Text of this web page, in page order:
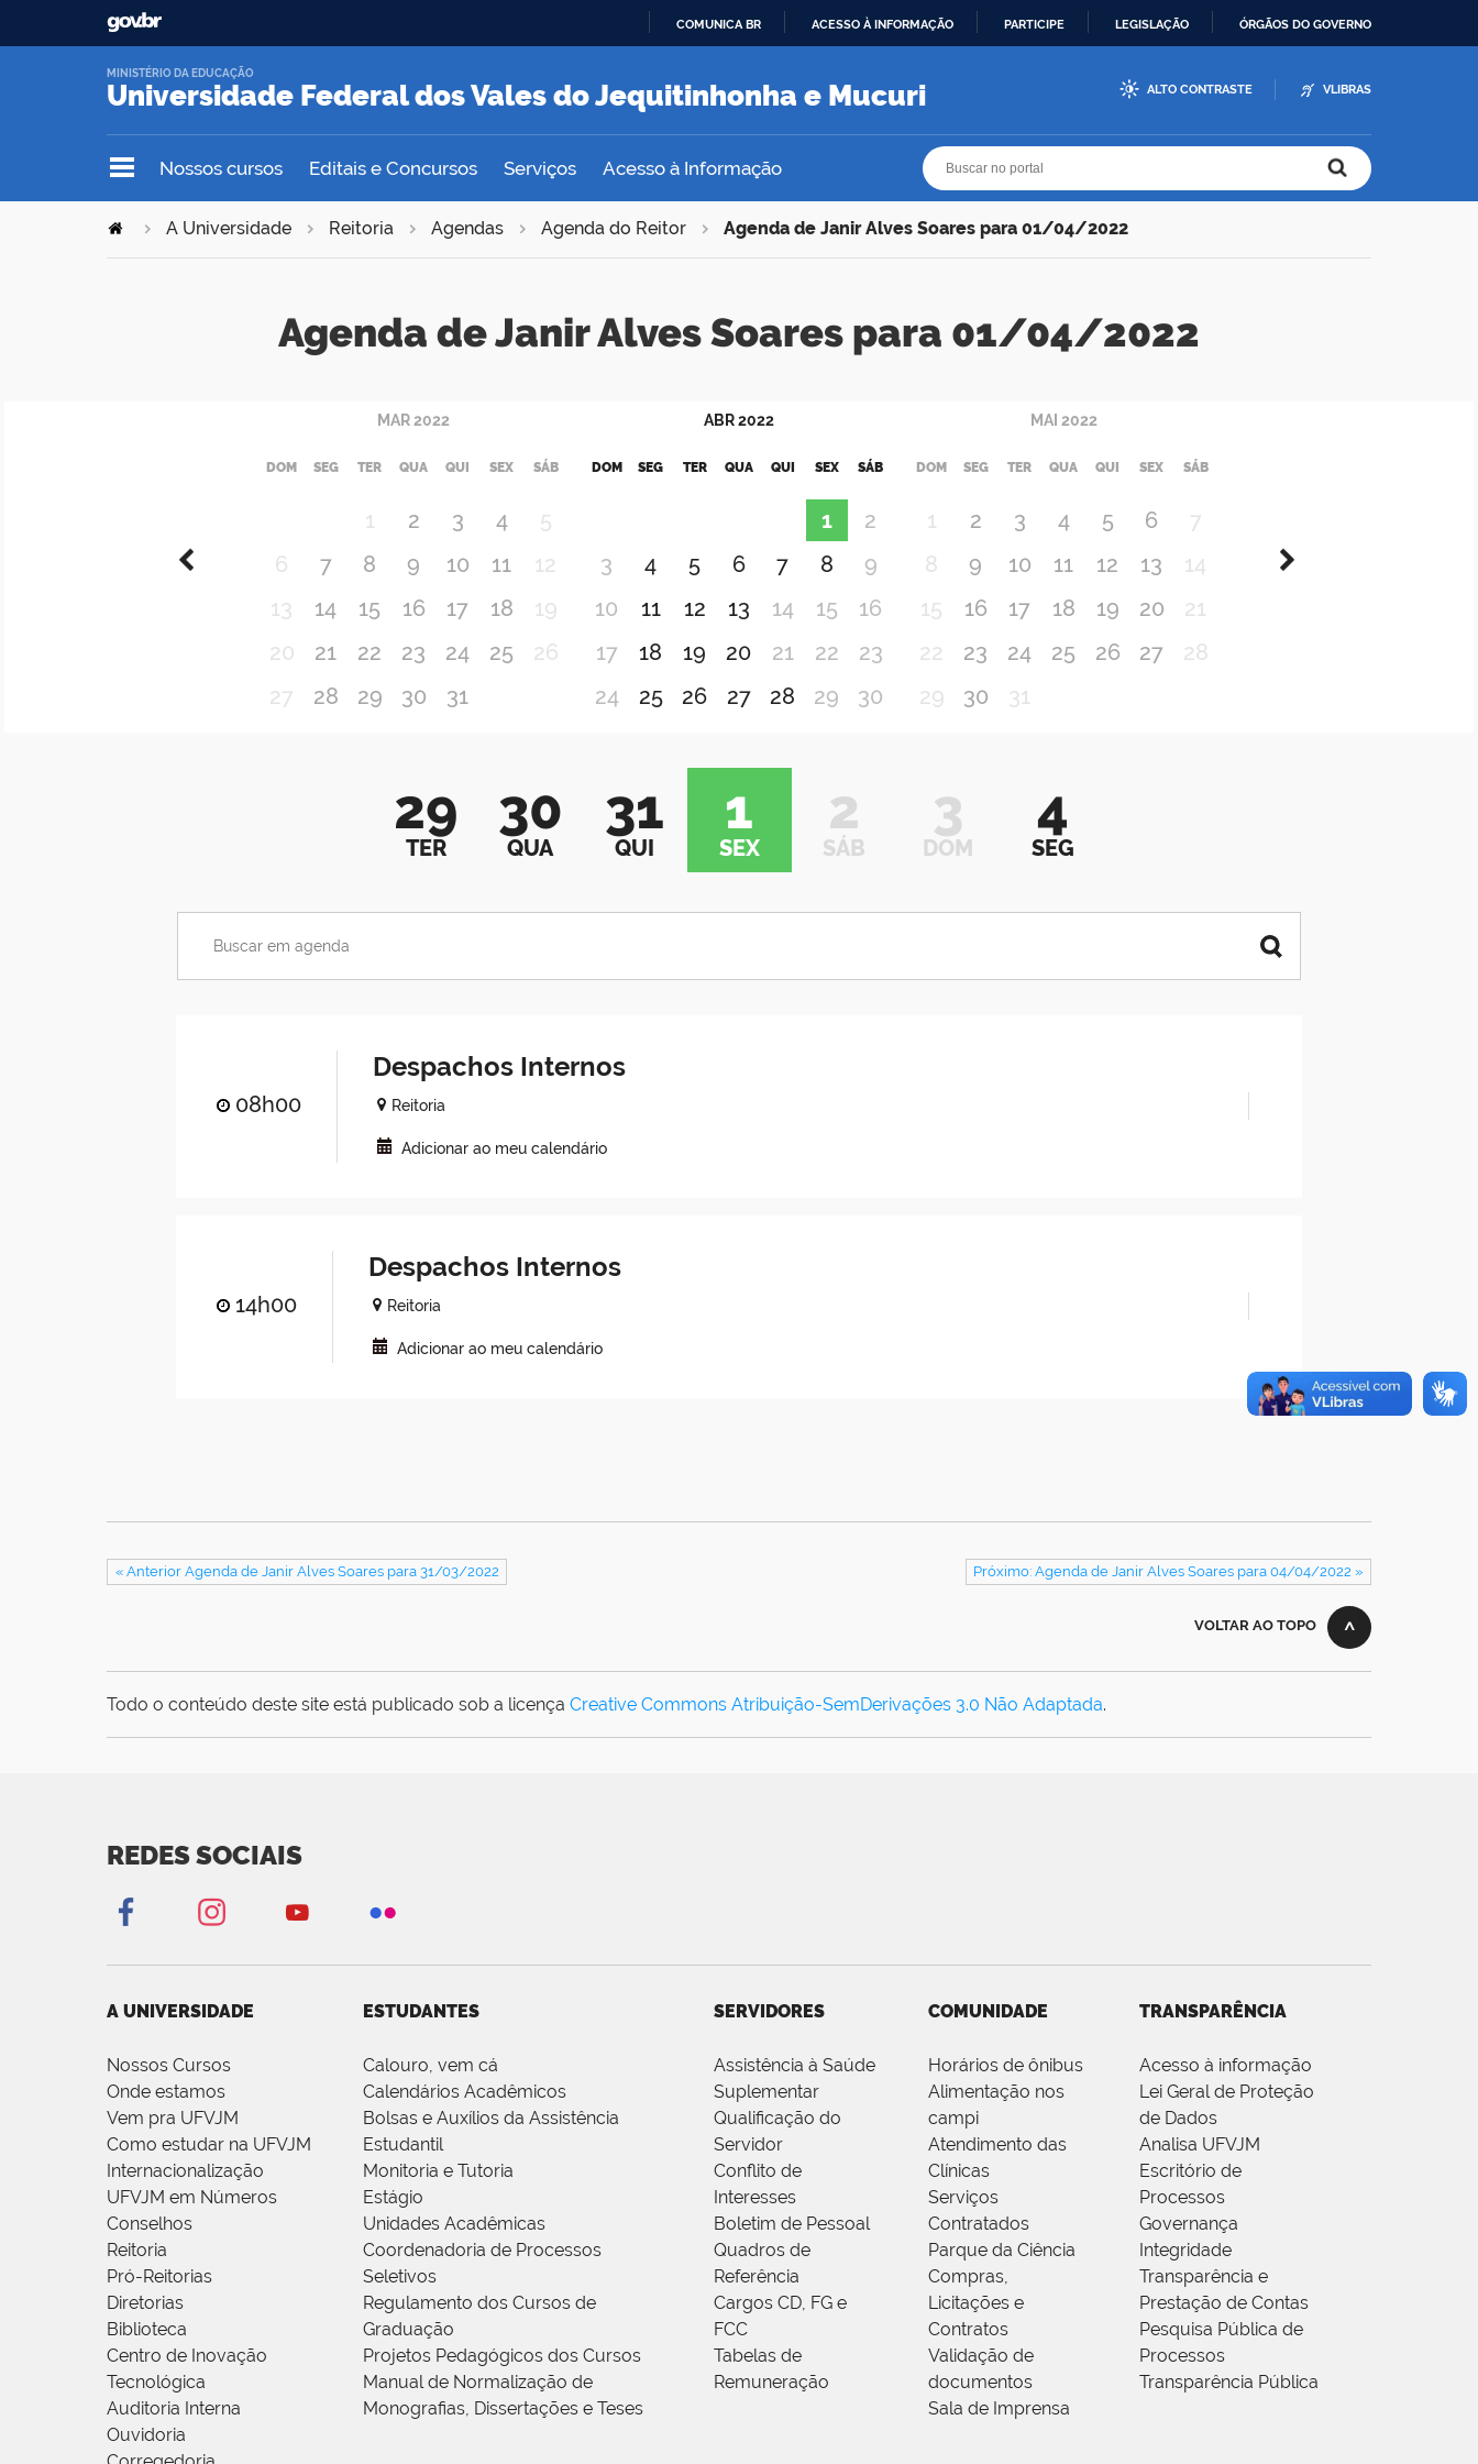
O
COMUNICA BR ACESSO À INFORMAÇÃO PARTICIPE LEGISLAÇÃO ÓRGÃOS DO GOVERNO
Universidade Federal dos Vales do Jequitinhonha e Mucuri
MINISTÉRIO DA EDUCAÇÃO
ALTO CONTRASTE VLIBRAS
Nossos cursos Editais e Concursos Serviços Acesso à Informação
A Universidade Reitoria Agendas Agenda do Reitor Agenda de Janir Alves Soares para 01/04/2022
Agenda de Janir Alves Soares para 01/04/2022
MAR2022
DOM SEG TER QUA QUI SEX SÁB
1 2 3 4
5
6
7 8 9 10 11
12
13
14 15 16 17 18
19
20
21 22 23 24 25
26
27
28 29 30 31
ABR 2022
DOM SEG TER QUA QUI SEX SÁB
1
2
3
4 5 6 7 8
9
10
11 12 13 14 15
16
17
18 19 20 21 22
23
24
25 26 27 28 29 30
MAI 2022
DOM SEG TER QUA QUI SEX SÁB
1 2 3 4 5 6
7
8
9 10 11 12 13
14
15
16 17 18 19 20
21
22
23 24 25 26 27
28
29
30 31
29
TER
30
QUA
31
QUI
1
SEX
2
SÁB
3
DOM
4
SEG
08h00
Despachos Internos
Reitoria
Adicionar ao meu calendário
14h00
Despachos Internos
Reitoria
Adicionar ao meu calendário
« Anterior Agenda de Janir Alves Soares para 31/03/2022 Próximo: Agenda de Janir Alves Soares para 04/04/2022 »
VOLTAR AO TOPO
Todo o conteúdo deste site está publicado sob a licença Creative Commons Atribuição-SemDerivações 3.0 Não Adaptada.
REDES SOCIAIS
A UNIVERSIDADE
Nossos Cursos
Onde estamos
Vem pra UFVJM
Como estudar na UFVJM
Internacionalização
UFVJM em Números
Conselhos
Reitoria
Pró-Reitorias
Diretorias
Biblioteca
Centro de Inovação
Tecnológica
Auditoria Interna
Ouvidoria
ESTUDANTES
Calouro, vem cá
Calendários Acadêmicos
Bolsas e Auxílios da Assistência
Estudantil
Monitoria e Tutoria
Estágio
Unidades Acadêmicas
Coordenadoria de Processos
Seletivos
Regulamento dos Cursos de
Graduação
Projetos Pedagógicos dos Cursos
Manual de Normalização de
Monografias, Dissertações e Teses
SERVIDORES
Assistência à Saúde
Suplementar
Qualificação do
Servidor
Conflito de
Interesses
Boletim de Pessoal
Quadros de
Referência
Cargos CD, FG e
FCC
Tabelas de
Remuneração
COMUNIDADE
Horários de ônibus
Alimentação nos
campi
Atendimento das
Clínicas
Serviços
Contratados
Parque da Ciência
Compras,
Licitações e
Contratos
Validação de
documentos
Sala de Imprensa
TRANSPARÊNCIA
Acesso à informação
Lei Geral de Proteção
de Dados
Analisa UFVJM
Escritório de
Processos
Governança
Integridade
Transparência e
Prestação de Contas
Pesquisa Pública de
Processos
Transparência Pública